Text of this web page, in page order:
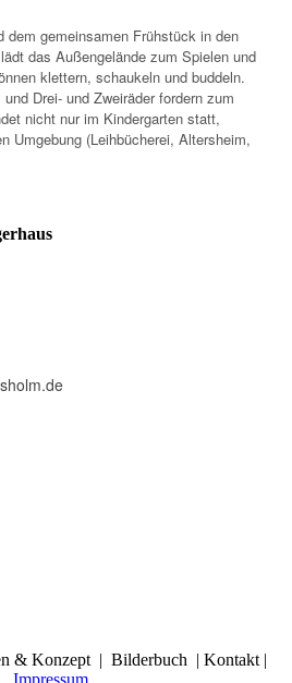
dem gemeinsamen Frühstück in den
lädt das Außengelände zum Spielen und
klettern, schaukeln und buddeln.
Drei- und Zweiräder fordern zum
nicht nur im Kindergarten statt,
Umgebung (Leihbücherei, Altersheim,
& Konzept | Bilderbuch | Kontakt |
Impressum